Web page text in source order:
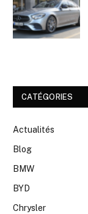
CATÉGORIES
Actualités
Blog
BMW
BYD
Chrysler